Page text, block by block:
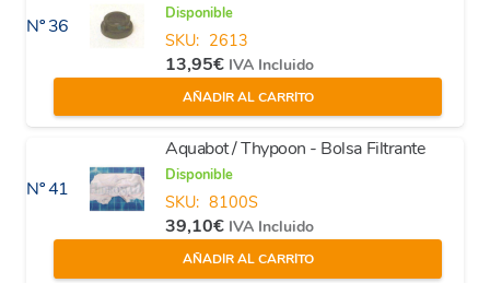
Nº 36
Disponible
SKU: 2613
13,95€ IVA Incluido
AÑADIR AL CARRITO
Nº 41
Aquabot / Thypoon - Bolsa Filtrante
Disponible
SKU: 8100S
39,10€ IVA Incluido
AÑADIR AL CARRITO